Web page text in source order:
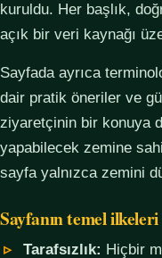
kuruldu. Her başlık,
açık bir veri kaynağı
Sayfada ayrıca
dair pratik öneriler ve
ziyaretçinin bir konuya
yapabilecek zemine
sayfa yalnızca zemini
Sayfanın temel ilkeleri
Tarafsızlık: Hiçbir